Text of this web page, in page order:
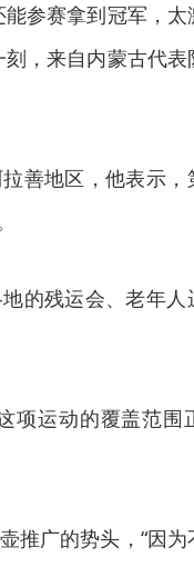
参赛拿到冠军，太
，来自内蒙古代表
善地区，他表示，
的残运会、老年人
项运动的覆盖范围
推广的势头，“因为